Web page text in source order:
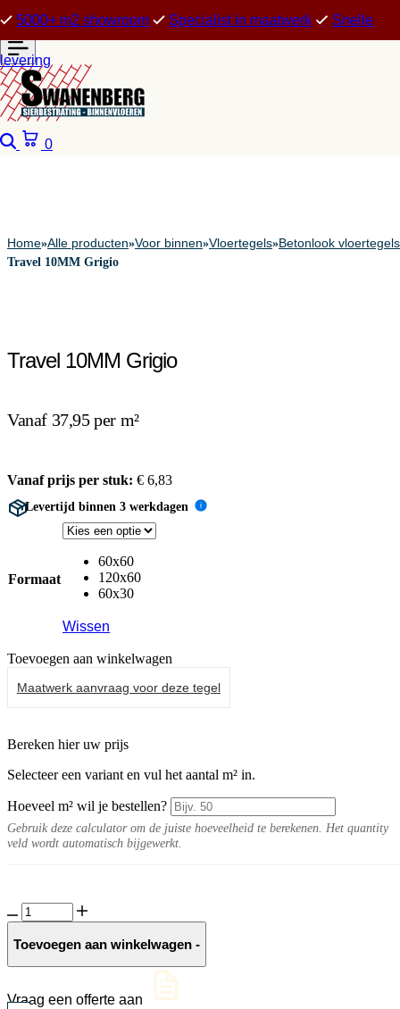
5000+ m2 showroom Specialist in maatwerk Snelle
levering
Zoeken
0
Home»Alle producten»Voor binnen»Vloertegels»Betonlook vloertegels
Travel 10MM Grigio
Travel 10MM Grigio
Vanaf 37,95 per m²
Vanaf prijs per stuk: € 6,83
Levertijd binnen 3 werkdagen i
Formaat
60x60
120x60
60x30
Wissen
Toevoegen aan winkelwagen
Maatwerk aanvraag voor deze tegel
Bereken hier uw prijs
Selecteer een variant en vul het aantal m² in.
Hoeveel m² wil je bestellen?
Gebruik deze calculator om de juiste hoeveelheid te berekenen. Het quantity
veld wordt automatisch bijgewerkt.
Travel
10MM
Grigio
Toevoegen aan winkelwagen -
Vraag een offerte aan